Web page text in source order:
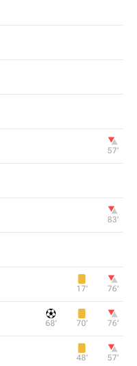
57‎’‎
83‎’‎
17‎’‎ 76‎’‎
68‎’‎ 70‎’‎ 76‎’‎
48‎’‎ 57‎’‎